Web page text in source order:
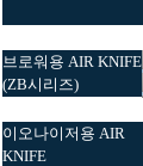
브로워용 AIR KNIFE
(ZB시리즈)
이오나이저용 AIR
KNIFE